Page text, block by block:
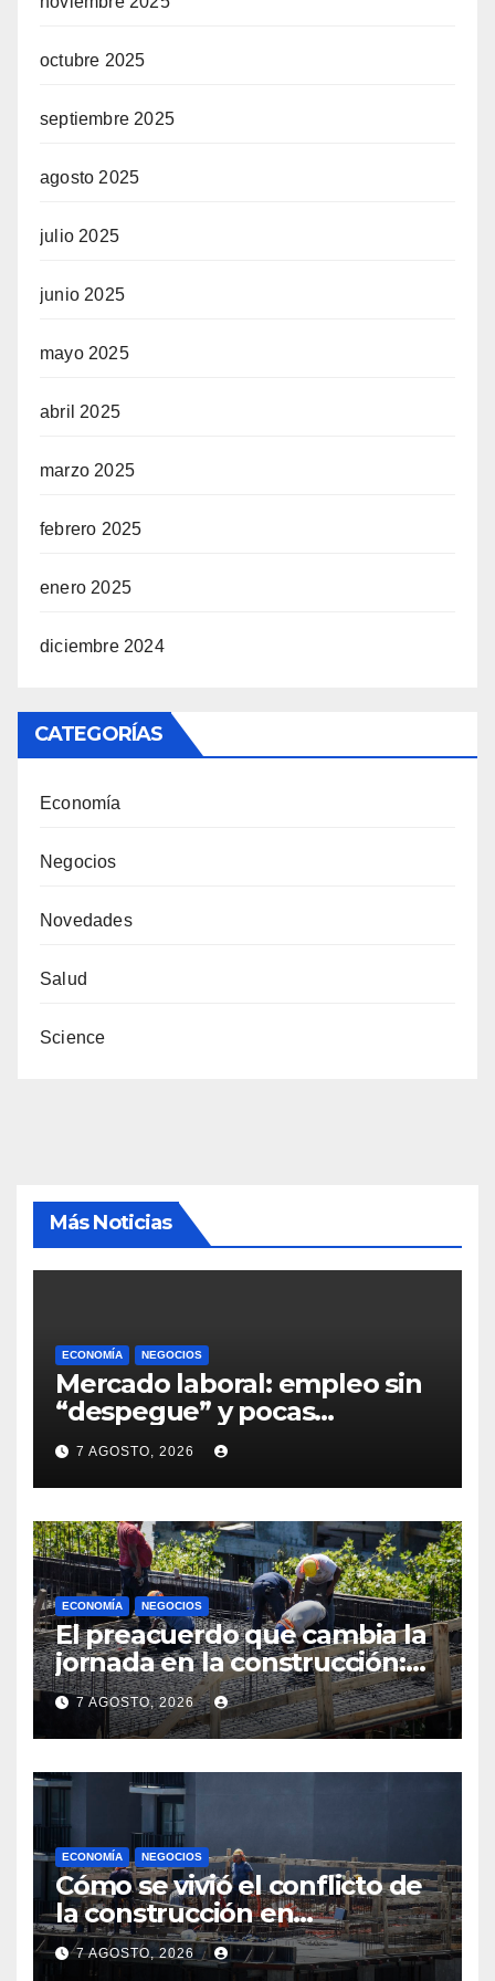
octubre 2025
septiembre 2025
agosto 2025
julio 2025
junio 2025
mayo 2025
abril 2025
marzo 2025
febrero 2025
enero 2025
diciembre 2024
CATEGORÍAS
Economía
Negocios
Novedades
Salud
Science
Más Noticias
ECONOMÍA NEGOCIOS
Mercado laboral: empleo sin
“despegue” y pocas
expectativas empresariales
sobre aumento de personal
7 AGOSTO, 2026
ECONOMÍA NEGOCIOS
El preacuerdo que cambia la
jornada en la construcción:
menos horas, subas reales y
convenio hasta 2031
7 AGOSTO, 2026
ECONOMÍA NEGOCIOS
Cómo se vivió el conflicto de
la construcción en
Maldonado, un
departamento donde el
7 AGOSTO, 2026